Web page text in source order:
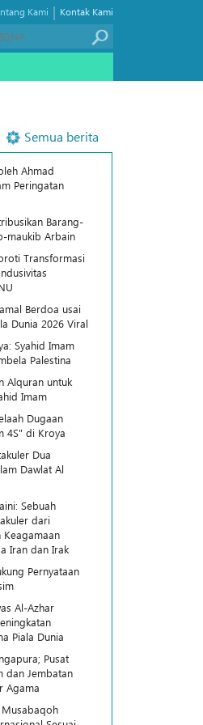
Kontak Kami
|
Kami
Semua berita
Ahmad
Peringatan
Barang-
maukib Arbain
Transformasi
Berdoa usai
Dunia 2026 Viral
Syahid Imam
Palestina
Alquran untuk
Imam
Dugaan
4S" di Kroya
Dua
Dawlat Al
Sebuah
dari
Keagamaan
Iran dan Irak
Pernyataan
Al-Azhar
Piala Dunia
Pusat
dan Jembatan
Agama